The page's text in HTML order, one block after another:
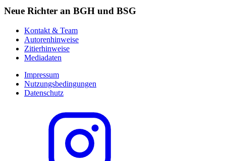
Neue Richter an BGH und BSG
Kontakt & Team
Autorenhinweise
Zitierhinweise
Mediadaten
Impressum
Nutzungsbedingungen
Datenschutz